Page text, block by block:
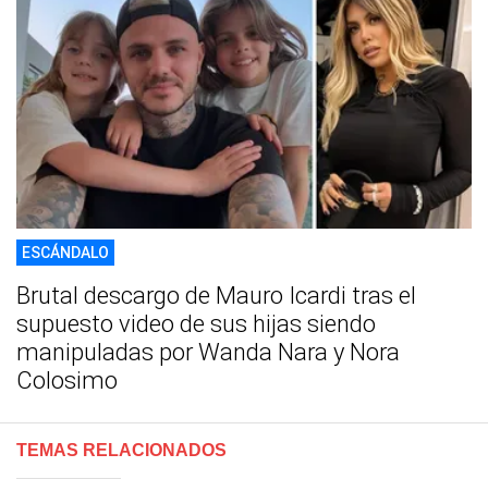
ESCÁNDALO
Brutal descargo de Mauro Icardi tras el
supuesto video de sus hijas siendo
manipuladas por Wanda Nara y Nora
Colosimo
TEMAS RELACIONADOS